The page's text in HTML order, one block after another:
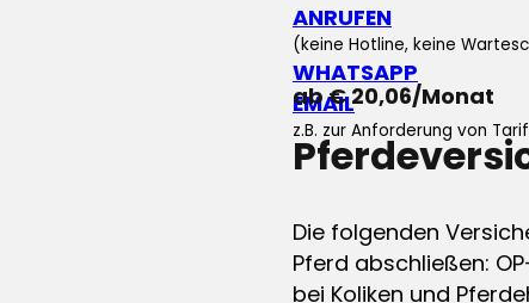
ANRUFEN
(keine Hotline, keine
WHATSAPP
EMAIL
z.B. zur Anforderung von
ab € 20,06/Monat
Die folgenden
Pferd abschließen:
bei Koliken und